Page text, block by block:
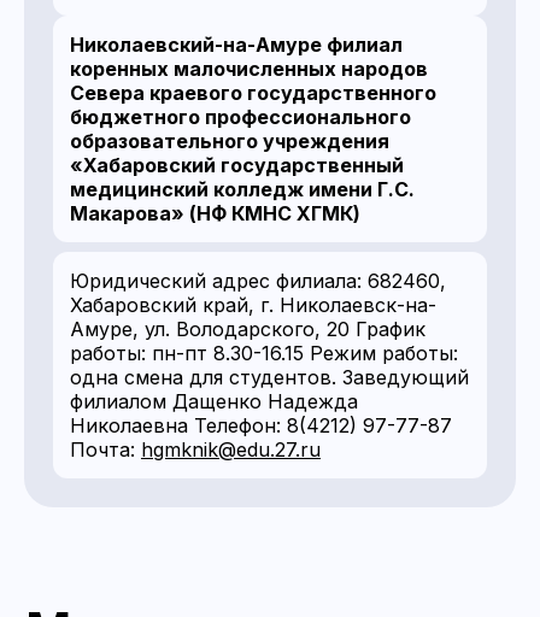
Николаевский-на-Амуре филиал
коренных малочисленных народов
Севера краевого государственного
бюджетного профессионального
образовательного учреждения
«Хабаровский государственный
медицинский колледж имени Г.С.
Макарова» (НФ КМНС ХГМК)
Юридический адрес филиала: 682460,
Хабаровский край, г. Николаевск-на-
Амуре, ул. Володарского, 20 График
работы: пн-пт 8.30-16.15 Режим работы:
одна смена для студентов. Заведующий
филиалом Дащенко Надежда
Николаевна Телефон: 8(4212) 97-77-87
Почта: hgmknik@edu.27.ru